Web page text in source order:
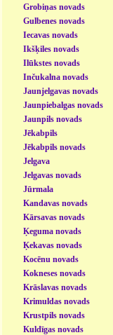
Grobiņas novads
Gulbenes novads
Iecavas novads
Ikšķiles novads
Ilūkstes novads
Inčukalna novads
Jaunjelgavas novads
Jaunpiebalgas novads
Jaunpils novads
Jēkabpils
Jēkabpils novads
Jelgava
Jelgavas novads
Jūrmala
Kandavas novads
Kārsavas novads
Ķeguma novads
Ķekavas novads
Kocēnu novads
Kokneses novads
Krāslavas novads
Krimuldas novads
Krustpils novads
Kuldīgas novads